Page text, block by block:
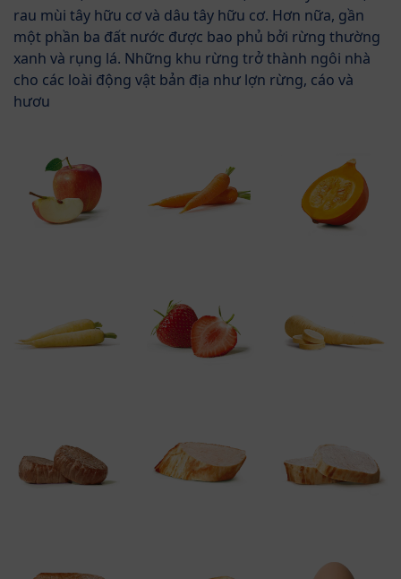
rau mùi tây hữu cơ và dâu tây hữu cơ. Hơn nữa, gần
một phần ba đất nước được bao phủ bởi rừng thường
xanh và rụng lá. Những khu rừng trở thành ngôi nhà
cho các loài động vật bản địa như lợn rừng, cáo và
hươu